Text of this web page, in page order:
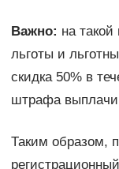
Важно: на
льготы и
скидка 50% в
штрафа
Таким образом,